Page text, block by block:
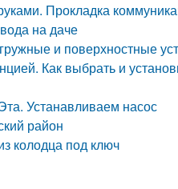
Прокладка
на даче
и поверхностные
Как выбрать и
Устанавливаем насос
район
колодца под ключ